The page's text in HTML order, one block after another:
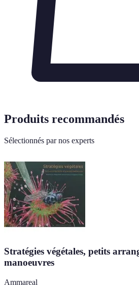
Produits recommandés
Sélectionnés par nos experts
Stratégies végétales, petits
manoeuvres
Ammareal